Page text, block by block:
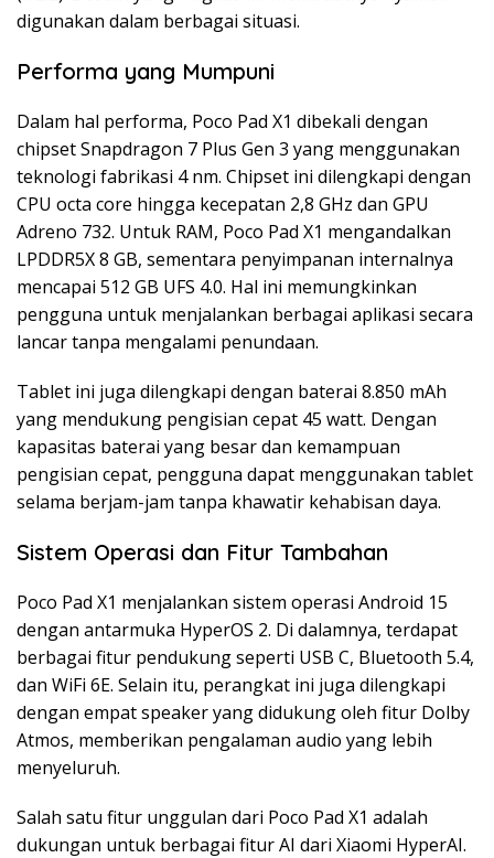
digunakan dalam berbagai situasi.
Performa yang Mumpuni
Dalam hal performa, Poco Pad X1 dibekali dengan
chipset Snapdragon 7 Plus Gen 3 yang menggunakan
teknologi fabrikasi 4 nm. Chipset ini dilengkapi dengan
CPU octa core hingga kecepatan 2,8 GHz dan GPU
Adreno 732. Untuk RAM, Poco Pad X1 mengandalkan
LPDDR5X 8 GB, sementara penyimpanan internalnya
mencapai 512 GB UFS 4.0. Hal ini memungkinkan
pengguna untuk menjalankan berbagai aplikasi secara
lancar tanpa mengalami penundaan.
Tablet ini juga dilengkapi dengan baterai 8.850 mAh
yang mendukung pengisian cepat 45 watt. Dengan
kapasitas baterai yang besar dan kemampuan
pengisian cepat, pengguna dapat menggunakan tablet
selama berjam-jam tanpa khawatir kehabisan daya.
Sistem Operasi dan Fitur Tambahan
Poco Pad X1 menjalankan sistem operasi Android 15
dengan antarmuka HyperOS 2. Di dalamnya, terdapat
berbagai fitur pendukung seperti USB C, Bluetooth 5.4,
dan WiFi 6E. Selain itu, perangkat ini juga dilengkapi
dengan empat speaker yang didukung oleh fitur Dolby
Atmos, memberikan pengalaman audio yang lebih
menyeluruh.
Salah satu fitur unggulan dari Poco Pad X1 adalah
dukungan untuk berbagai fitur AI dari Xiaomi HyperAI.